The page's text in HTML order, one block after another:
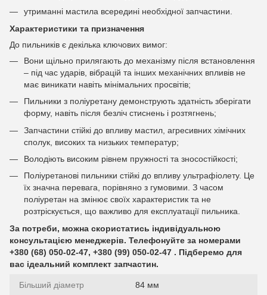
утриманні мастила всередині необхідної запчастини.
Характеристики та призначення
До пильників є декілька ключових вимог:
Вони щільно прилягають до механізму після встановлення
– під час ударів, вібрацій та інших механічних впливів не
має виникати навіть мінімальних просвітів;
Пильники з поліуретану демонструють здатність зберігати
форму, навіть після безліч стиснень і розтягнень;
Запчастини стійкі до впливу мастил, агресивних хімічних
сполук, високих та низьких температур;
Володіють високим рівнем пружності та зносостійкості;
Поліуретанові пильники стійкі до впливу ультрафіолету. Це
їх значна перевага, порівняно з гумовими. З часом
поліуретан на змінює своїх характеристик та не
розтріскується, що важливо для експлуатації пильника.
За потреби, можна скористатись індивідуальною
консультацією менеджерів. Телефонуйте за номерами
+380 (68) 050-02-47, +380 (99) 050-02-47 . Підберемо для
вас ідеальний комплект запчастин.
Більший діаметр 84 мм